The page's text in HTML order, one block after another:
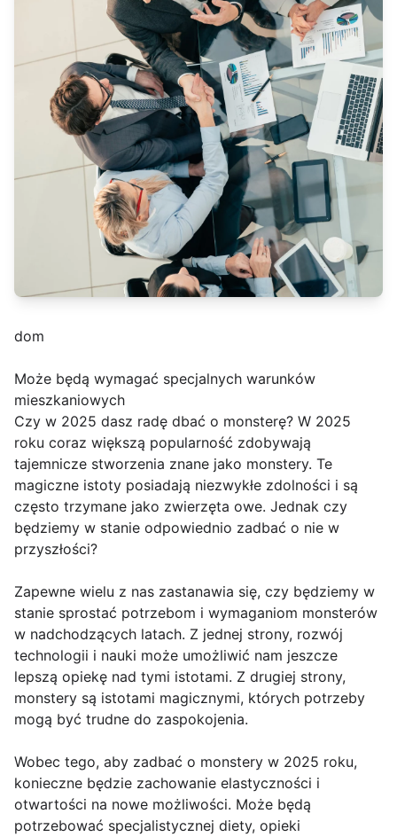
dom
Może będą wymagać specjalnych warunków
mieszkaniowych
Czy w 2025 dasz radę dbać o monsterę? W 2025
roku coraz większą popularność zdobywają
tajemnicze stworzenia znane jako monstery. Te
magiczne istoty posiadają niezwykłe zdolności i są
często trzymane jako zwierzęta owe. Jednak czy
będziemy w stanie odpowiednio zadbać o nie w
przyszłości?
Zapewne wielu z nas zastanawia się, czy będziemy w
stanie sprostać potrzebom i wymaganiom monsterów
w nadchodzących latach. Z jednej strony, rozwój
technologii i nauki może umożliwić nam jeszcze
lepszą opiekę nad tymi istotami. Z drugiej strony,
monstery są istotami magicznymi, których potrzeby
mogą być trudne do zaspokojenia.
Wobec tego, aby zadbać o monstery w 2025 roku,
konieczne będzie zachowanie elastyczności i
otwartości na nowe możliwości. Może będą
potrzebować specjalistycznej diety, opieki